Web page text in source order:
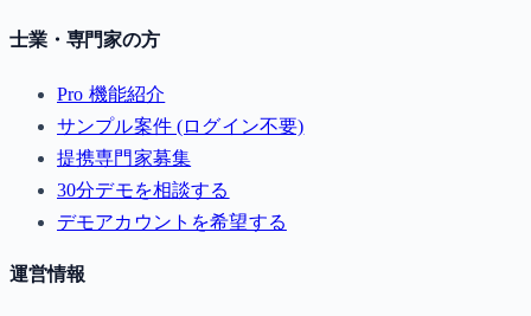
士業・専門家の方
Pro 機能紹介
サンプル案件 (ログイン不要)
提携専門家募集
30分デモを相談する
デモアカウントを希望する
運営情報